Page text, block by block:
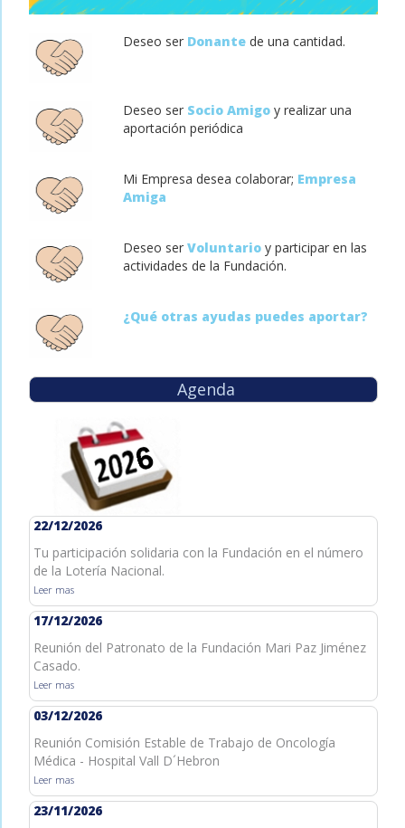
Deseo ser Donante de una cantidad.
Deseo ser Socio Amigo y realizar una
aportación periódica
Mi Empresa desea colaborar; Empresa
Amiga
Deseo ser Voluntario y participar en las
actividades de la Fundación.
¿Qué otras ayudas puedes aportar?
Agenda
22/12/2026
Tu participación solidaria con la Fundación en el número
de la Lotería Nacional.
Leer mas
17/12/2026
Reunión del Patronato de la Fundación Mari Paz Jiménez
Casado.
Leer mas
03/12/2026
Reunión Comisión Estable de Trabajo de Oncología
Médica - Hospital Vall D´Hebron
Leer mas
23/11/2026